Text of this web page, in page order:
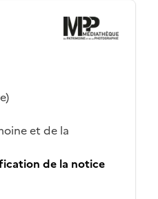
et de la
de la notice